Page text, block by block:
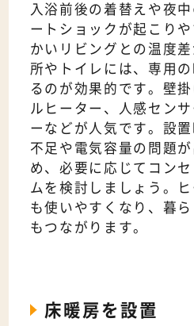
入浴前後の着替えや夜
ートショックが起こり
かいリビングとの温度
所やトイレには、専用
るのが効果的です。壁
ルヒーター、人感セン
ーなどが人気です。設
不足や電気容量の問題
め、必要に応じてコン
ムを検討しましょう。
も使いやすくなり、暮
もつながります。
床暖房を設置